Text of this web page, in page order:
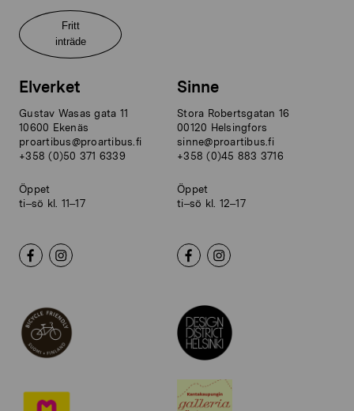
Fritt
inträde
Elverket
Gustav Wasas gata 11
10600 Ekenäs
proartibus@proartibus.fi
+358 (0)50 371 6339
Öppet
ti–sö kl. 11–17
Sinne
Stora Robertsgatan 16
00120 Helsingfors
sinne@proartibus.fi
+358 (0)45 883 3716
Öppet
ti–sö kl. 12–17